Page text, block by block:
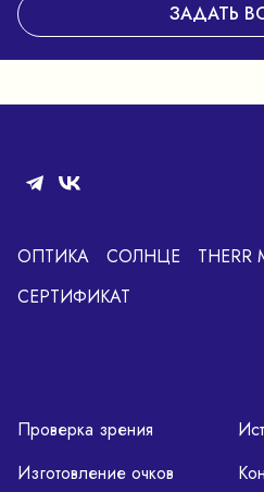
ЗАДАТЬ
ОПТИКА СОЛНЦЕ THERR
СЕРТИФИКАТ
Проверка зрения
Изготовление очков